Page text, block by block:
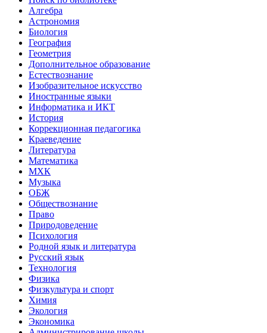
Алгебра
Астрономия
Биология
География
Геометрия
Дополнительное образование
Естествознание
Изобразительное искусство
Иностранные языки
Информатика и ИКТ
История
Коррекционная педагогика
Краеведение
Литература
Математика
МХК
Музыка
ОБЖ
Обществознание
Право
Природоведение
Психология
Родной язык и литература
Русский язык
Технология
Физика
Физкультура и спорт
Химия
Экология
Экономика